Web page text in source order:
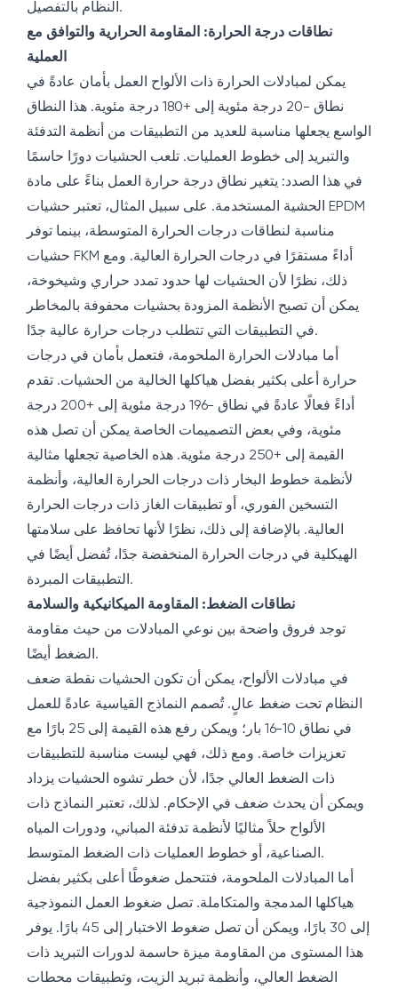
النظام بالتفصيل.
نطاقات درجة الحرارة: المقاومة الحرارية والتوافق مع
العملية
يمكن لمبادلات الحرارة ذات الألواح العمل بأمان عادةً في
نطاق -20 درجة مئوية إلى +180 درجة مئوية. هذا النطاق
الواسع يجعلها مناسبة للعديد من التطبيقات من أنظمة التدفئة
والتبريد إلى خطوط العمليات. تلعب الحشيات دورًا حاسمًا
في هذا الصدد: يتغير نطاق درجة حرارة العمل بناءً على مادة
الحشية المستخدمة. على سبيل المثال، تعتبر حشيات EPDM
مناسبة لنطاقات درجات الحرارة المتوسطة، بينما توفر
حشيات FKM أداءً مستقرًا في درجات الحرارة العالية. ومع
ذلك، نظرًا لأن الحشيات لها حدود تمدد حراري وشيخوخة،
يمكن أن تصبح الأنظمة المزودة بحشيات محفوفة بالمخاطر
في التطبيقات التي تتطلب درجات حرارة عالية جدًا.
أما مبادلات الحرارة الملحومة، فتعمل بأمان في درجات
حرارة أعلى بكثير بفضل هياكلها الخالية من الحشيات. تقدم
أداءً فعالًا عادةً في نطاق -196 درجة مئوية إلى +200 درجة
مئوية، وفي بعض التصميمات الخاصة يمكن أن تصل هذه
القيمة إلى +250 درجة مئوية. هذه الخاصية تجعلها مثالية
لأنظمة خطوط البخار ذات درجات الحرارة العالية، وأنظمة
التسخين الفوري، أو تطبيقات الغاز ذات درجات الحرارة
العالية. بالإضافة إلى ذلك، نظرًا لأنها تحافظ على سلامتها
الهيكلية في درجات الحرارة المنخفضة جدًا، تُفضل أيضًا في
التطبيقات المبردة.
نطاقات الضغط: المقاومة الميكانيكية والسلامة
توجد فروق واضحة بين نوعي المبادلات من حيث مقاومة
الضغط أيضًا.
في مبادلات الألواح، يمكن أن تكون الحشيات نقطة ضعف
النظام تحت ضغط عالٍ. تُصمم النماذج القياسية عادةً للعمل
في نطاق 10-16 بار؛ ويمكن رفع هذه القيمة إلى 25 بارًا مع
تعزيزات خاصة. ومع ذلك، فهي ليست مناسبة للتطبيقات
ذات الضغط العالي جدًا، لأن خطر تشوه الحشيات يزداد
ويمكن أن يحدث ضعف في الإحكام. لذلك، تعتبر النماذج ذات
الألواح حلاً مثاليًا لأنظمة تدفئة المباني، ودورات المياه
الصناعية، أو خطوط العمليات ذات الضغط المتوسط.
أما المبادلات الملحومة، فتتحمل ضغوطًا أعلى بكثير بفضل
هياكلها المدمجة والمتكاملة. تصل ضغوط العمل النموذجية
إلى 30 بارًا، ويمكن أن تصل ضغوط الاختبار إلى 45 بارًا. يوفر
هذا المستوى من المقاومة ميزة حاسمة لدورات التبريد ذات
الضغط العالي، وأنظمة تبريد الزيت، وتطبيقات محطات